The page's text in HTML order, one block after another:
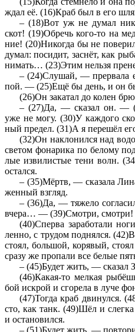
ждал её. (16)Краб был в его
– (18)Вот уж не думал
скот! (19)Об­речь кого-то на
ние! (20)Ни­ко­гда бы не
думал: по­си­дит, заснёт, как
ни­мать… (23)Этим нель­зя
– (24)Слу­шай, — пре­рва­ла
пой. — (25)Ещё бы день, и он
(26)Он за­ка­тал до колен
– (27)Да, — ска­зал он. —
уже не могу. (30)У каж­до­го
ный пре­дел. (31)А я перешёл
(32)Он на­кло­нил­ся над
све­том фо­на­ри­ка по бе­ло­му
лые из­ви­ли­стые тени волн.
остал­ся.
– (35)Мёртв, — ска­за­ла
жен­ный взгляд.
– (36)Да, — тя­же­ло
вчера… — (39)Смот­ри, смот­ри!
(40)Спер­ва за­ра­бо­та­ли
лен­но, с тру­дом под­нял­ся.
стоял, боль­шой, ко­ря­вый,
сразу же про­па­ли все белые
– (45)Будет жить, — ска­зал
(46)Какая-то мел­кая
бой ис­крой и сго­ре­ла в луче
(47)Тогда краб дви­нул­ся.
сто, как танк. (49)Шёл и
и оста­но­вил­ся.
– (51)Будет жить, —